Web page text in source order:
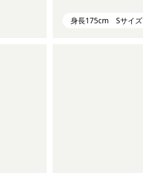
身長175cm Sサイズ